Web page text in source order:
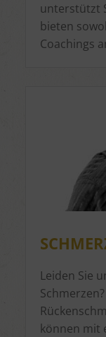
unterstützt
bieten
Coachings
Leiden Sie
können mit